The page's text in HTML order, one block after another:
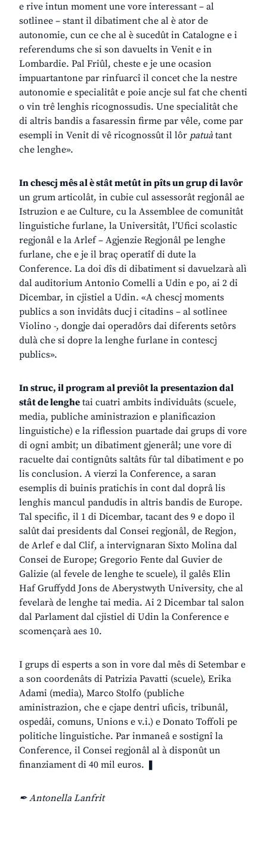
e rive intun moment une vore interessant – al
sotlinee – stant il dibatiment che al è ator de
autonomie, cun ce che al è sucedût in Catalogne e i
referendums che si son davuelts in Venit e in
Lombardie. Pal Friûl, cheste e je une ocasion
impuartantone par rinfuarcî il concet che la nestre
autonomie e specialitât e poie ancje sul fat che chenti
o vin trê lenghis ricognossudis. Une specialitât che
di altris bandis a fasaressin firme par vêle, come par
esempli in Venit di vê ricognossût il lôr patuà tant
che lenghe».
In chescj mês al è stât metût in pîts un grup di lavôr
un grum articolât, in cubie cul assessorât regjonâl ae
Istruzion e ae Culture, cu la Assemblee de comunitât
linguistiche furlane, la Universitât, l’Ufici scolastic
regjonâl e la Arlef – Agjenzie Regjonâl pe lenghe
furlane, che e je il braç operatîf di dute la
Conference. La doi dîs di dibatiment si davuelzarà alì
dal auditorium Antonio Comelli a Udin e po, ai 2 di
Dicembar, in cjistiel a Udin. «A chescj moments
publics a son invidâts ducj i citadins – al sotlinee
Violino -, dongje dai operadôrs dai diferents setôrs
dulà che si dopre la lenghe furlane in contescj
publics».
In struc, il program al previôt la presentazion dal
stât de lenghe tai cuatri ambits individuâts (scuele,
media, publiche aministrazion e planificazion
linguistiche) e la riflession puartade dai grups di vore
di ogni ambit; un dibatiment gjenerâl; une vore di
racuelte dai contignûts saltâts fûr tal dibatiment e po
lis conclusion. A vierzi la Conference, a saran
esemplis di buinis pratichis in cont dal doprâ lis
lenghis mancul pandudis in altris bandis de Europe.
Tal specific, il 1 di Dicembar, tacant des 9 e dopo il
salût dai presidents dal Consei regjonâl, de Regjon,
de Arlef e dal Clif, a intervignaran Sixto Molina dal
Consei de Europe; Gregorio Fente dal Guvier de
Galizie (al fevele de lenghe te scuele), il galês Elin
Haf Gruffydd Jons de Aberystwyth University, che al
fevelarà de lenghe tai media. Ai 2 Dicembar tal salon
dal Parlament dal cjistiel di Udin la Conference e
scomençarà aes 10.
I grups di esperts a son in vore dal mês di Setembar e
a son coordenâts di Patrizia Pavatti (scuele), Erika
Adami (media), Marco Stolfo (publiche
aministrazion, che e cjape dentri uficis, tribunâl,
ospedâi, comuns, Unions e v.i.) e Donato Toffoli pe
politiche linguistiche. Par inmaneâ e sostignî la
Conference, il Consei regjonâl al à disponût un
finanziament di 40 mil euros. ❚
✒ Antonella Lanfrit